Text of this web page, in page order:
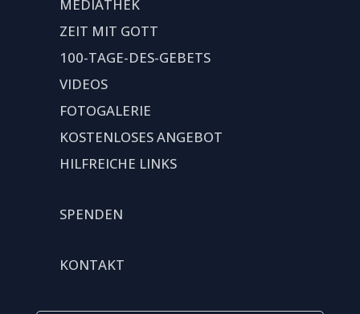
MEDIATHEK
ZEIT MIT GOTT
100-TAGE-DES-GEBETS
VIDEOS
FOTOGALERIE
KOSTENLOSES ANGEBOT
HILFREICHE LINKS
SPENDEN
KONTAKT